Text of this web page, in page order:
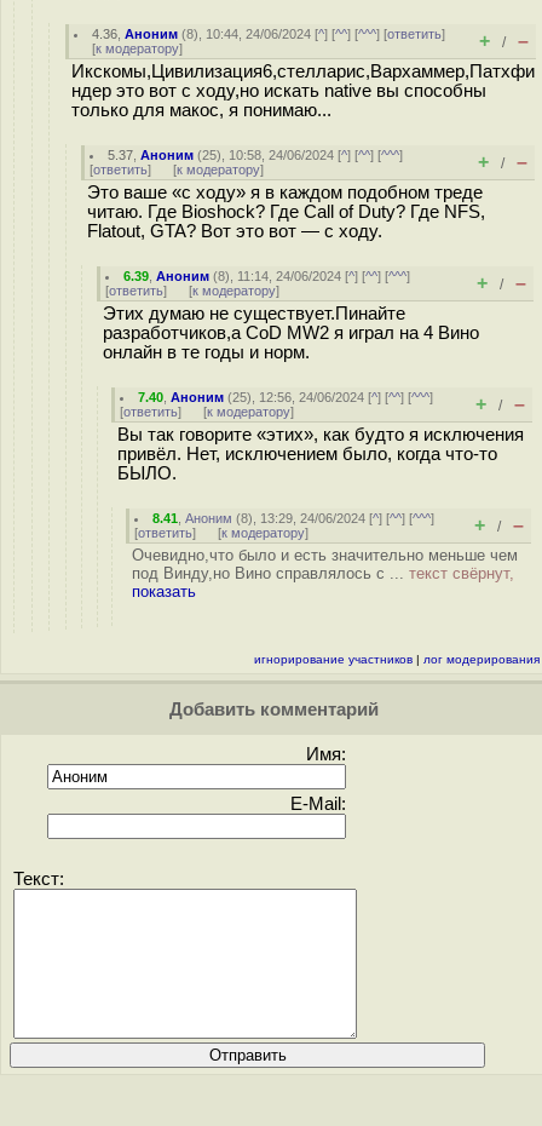
4.36 ,Аноним (8), 10:44, 24/06/2024 [^] [^^] [^^^] [ответить]
[к модератору] + / –
Икскомы,Цивилизация6,стелларис,Вархаммер,Патхфи
ндер это вот с ходу,но искать native вы способны
только для макос, я понимаю...
5.37 ,Аноним (25), 10:58, 24/06/2024 [^] [^^] [^^^]
[ответить] [к модератору] + / –
Это ваше «с ходу» я в каждом подобном треде
читаю. Где Bioshock? Где Call of Duty? Где NFS,
Flatout, GTA? Вот это вот — с ходу.
6.39 ,Аноним (8), 11:14, 24/06/2024 [^] [^^] [^^^]
[ответить] [к модератору] + / –
Этих думаю не существует.Пинайте
разработчиков,а CoD MW2 я играл на 4 Вино
онлайн в те годы и норм.
7.40 ,Аноним (25), 12:56, 24/06/2024 [^] [^^] [^^^]
[ответить] [к модератору] + / –
Вы так говорите «этих», как будто я исключения
привёл. Нет, исключением было, когда что-то
БЫЛО.
8.41 ,Аноним (8), 13:29, 24/06/2024 [^] [^^] [^^^]
[ответить] [к модератору] + / –
Очевидно,что было и есть значительно меньше чем
под Винду,но Вино справлялось с ... текст свёрнут,
показать
игнорирование участников | лог модерирования
Добавить комментарий
Имя:
E-Mail:
Текст: